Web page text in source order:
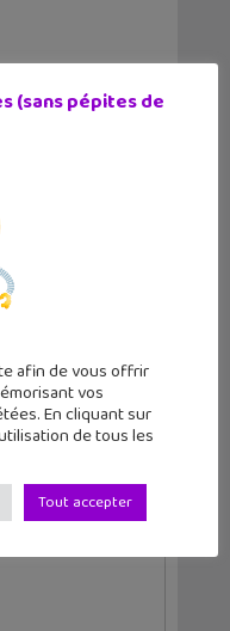
événement
pour
(sans pépites de
afin de vous offrir
vos
En cliquant sur
de tous les
Tout accepter